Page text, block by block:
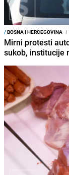
/BOSNA I HERCEGOVINA I
Mirni protesti
sukob, institucije